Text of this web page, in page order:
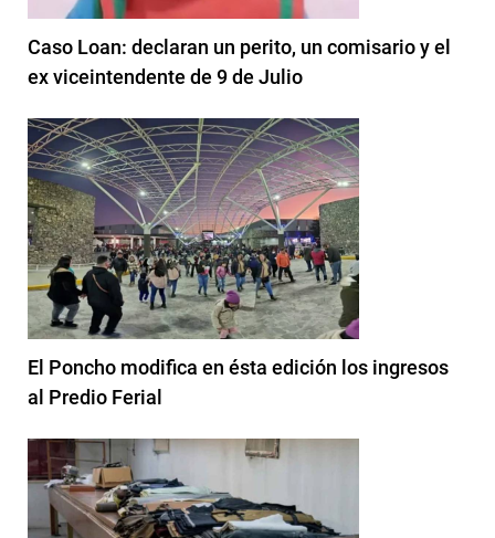
Caso Loan: declaran un perito, un comisario y el
ex viceintendente de 9 de Julio
El Poncho modifica en ésta edición los ingresos
al Predio Ferial